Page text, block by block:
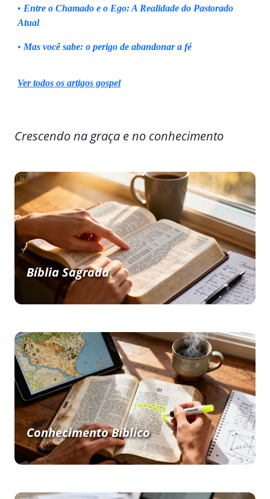
• Entre o Chamado e o Ego: A Realidade do Pastorado
Atual
• Mas você sabe: o perigo de abandonar a fé
Ver todos os artigos gospel
Crescendo na graça e no conhecimento
Bíblia Sagrada
Conhecimento Bíblico